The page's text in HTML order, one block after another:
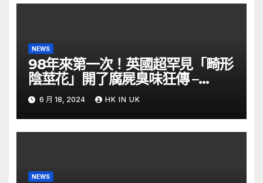
NEWS
98年來第一次！英國超罕見「畸形
陰莖花」開了腐屍臭味狂傳 –
ETtoday
6 月 18, 2024 HK IN UK
NEWS